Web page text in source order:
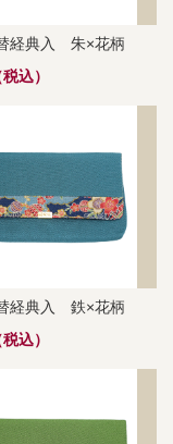
経典入 朱×花柄
込）
経典入 鉄×花柄
込）